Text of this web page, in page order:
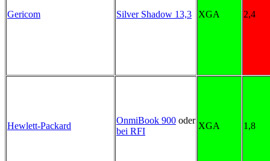
Gericom Silver Shadow 13,3 XGA 2,4
Hewlett-Packard
OnmiBook 900 oder
bei RFI
XGA 1,8